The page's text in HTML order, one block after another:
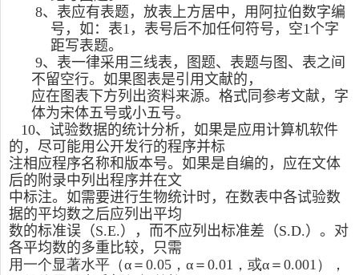
8、表应有表题，放表上方居中，用阿拉伯数字编
号，如：表1 ，表号后不加任何符号，空1个字
距写表题。
9、表一律采用三线表，图题、表题与图、表之间
不留空行。 如果图表是引用文献的，
应在图表下方列出资料来源。 格式同参考文献，字
体为宋体五号或小五号。
10、试验数据的统计分析，如果是应用计算机软件
的，尽可能用公开发行的程序并标
注相应程序名称和版本号。如果是自编的，应在文体
后的附录中列出程序并在文
中标注。如需要进行生物统计时，在数表中各试验数
据的平均数之后应列出平均
数的标准误（S.E.），而不应列出标准差（S.D.）。对
各平均数的多重比较，只需
用一个显著水平（α ＝ 0.05 ， α ＝ 0.01 ，或α ＝ 0.001 ），